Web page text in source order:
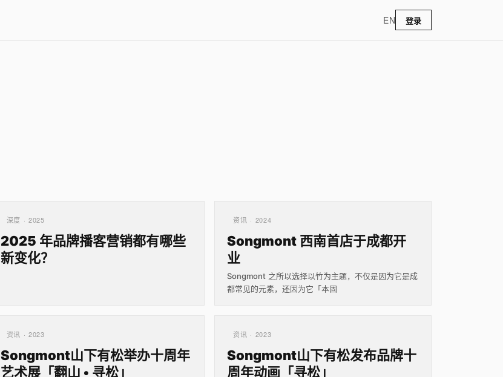
EN 登录
深度 · 2025
2025 年品牌播客营销都有哪些
新变化？
资讯 · 2024
Songmont 西南首店于成都开
业
Songmont 之所以选择以竹为主题，不仅是因为它是成
都常见的元素，还因为它「本固
资讯 · 2023
Songmont山下有松举办十周年
艺术展「翻山 • 寻松」
资讯 · 2023
Songmont山下有松发布品牌十
周年动画「寻松」